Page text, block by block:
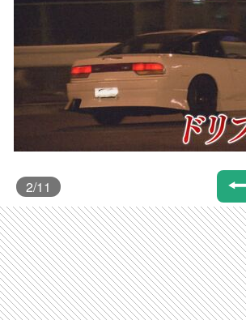
2/11